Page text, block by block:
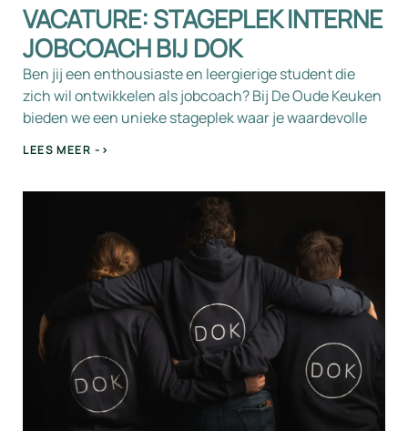
VACATURE: STAGEPLEK INTERNE
JOBCOACH BIJ DOK
Ben jij een enthousiaste en leergierige student die
zich wil ontwikkelen als jobcoach? Bij De Oude Keuken
bieden we een unieke stageplek waar je waardevolle
LEES MEER ->